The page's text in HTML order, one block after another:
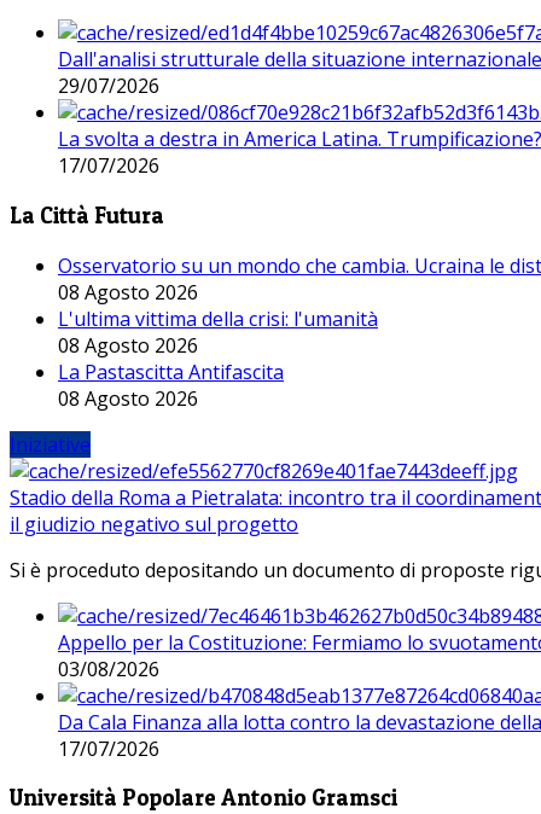
Dall'analisi strutturale della situazione
29/07/2026
La svolta a destra in America Latina. Trumpificazione?
17/07/2026
La Città Futura
Osservatorio su un mondo che cambia. Ucraina le
08 Agosto 2026
L'ultima vittima della crisi: l'umanità
08 Agosto 2026
La Pastascitta Antifascita
08 Agosto 2026
Iniziative
Stadio della Roma a Pietralata: incontro tra il
il giudizio negativo sul progetto
Si è proceduto depositando un documento di proposte
Appello per la Costituzione: Fermiamo lo
03/08/2026
Da Cala Finanza alla lotta contro la devastazione
17/07/2026
Università Popolare Antonio Gramsci